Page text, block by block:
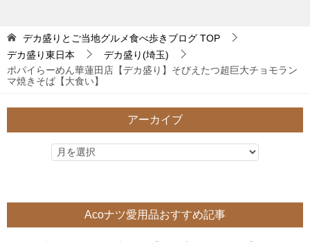
デカ盛りとご当地グルメ食べ歩きブログ TOP
デカ盛り東日本
デカ盛り(埼玉)
ポパイらーめん華蓮田店【デカ盛り】そびえたつ超巨大チョモラン
マ焼きそば【大食い】
アーカイブ
Acoナツ愛用品おすすめ記事